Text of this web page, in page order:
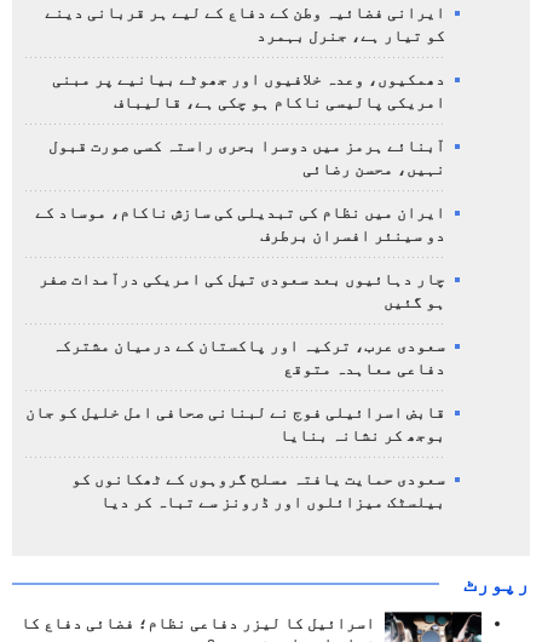
ایرانی فضائیہ وطن کے دفاع کے لیے ہر قربانی دینے
کو تیار ہے، جنرل بہمرد
دھمکیوں، وعدہ خلافیوں اور جھوٹے بیانیے پر مبنی
امریکی پالیسی ناکام ہو چکی ہے، قالیباف
آبنائے ہرمز میں دوسرا بحری راستہ کسی صورت قبول
نہیں، محسن رضائی
ایران میں نظام کی تبدیلی کی سازش ناکام، موساد کے
دو سینئر افسران برطرف
چار دہائیوں بعد سعودی تیل کی امریکی درآمدات صفر
ہو گئیں
سعودی عرب، ترکیہ اور پاکستان کے درمیان مشترکہ
دفاعی معاہدہ متوقع
قابض اسرائیلی فوج نے لبنانی صحافی امل خلیل کو جان
بوجھ کر نشانہ بنایا
سعودی حمایت یافتہ مسلح گروہوں کے ٹھکانوں کو
بیلسٹک میزائلوں اور ڈرونز سے تباہ کر دیا
رپورٹ
اسرائیل کا لیزر دفاعی نظام؛ فضائی دفاع کا